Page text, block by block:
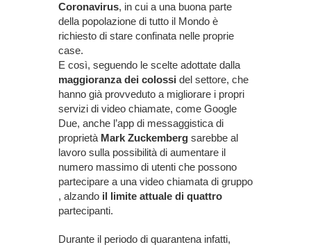
Coronavirus, in cui a una buona parte
della popolazione di tutto il Mondo è
richiesto di stare confinata nelle proprie
case.
E così, seguendo le scelte adottate dalla
maggioranza dei colossi del settore, che
hanno già provveduto a migliorare i propri
servizi di video chiamate, come Google
Due, anche l’app di messaggistica di
proprietà Mark Zuckemberg sarebbe al
lavoro sulla possibilità di aumentare il
numero massimo di utenti che possono
partecipare a una video chiamata di gruppo
, alzando il limite attuale di quattro
partecipanti.
Durante il periodo di quarantena infatti,